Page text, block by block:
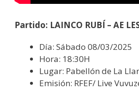
Partido: LAINCO RUBÍ – AE
Día: Sábado 08/03/2025
Hora: 18:30H
Lugar: Pabellón de La
Emisión: RFEF/ Live